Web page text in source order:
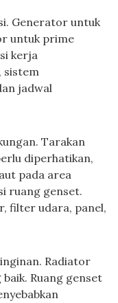
Generator untuk
untuk prime
kerja
sistem
jadwal
Tarakan
diperhatikan,
pada area
ruang genset.
filter udara, panel,
Radiator
Ruang genset